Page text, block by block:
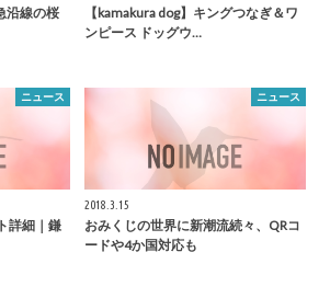
沿線の桜
【kamakuradog】キングつなぎ＆ワ
ンピース ドッグウ…
ニュース
詳細｜ 鎌
ニュース
2018.3.15
おみくじの世界に新潮流続々、QRコ
ードや4か国対応も